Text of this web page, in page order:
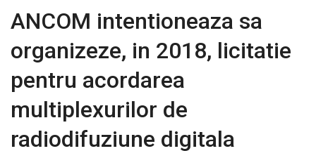
ANCOM intentioneaza sa
organizeze, in 2018, licitatie
pentru acordarea
multiplexurilor de
radiodifuziune digitala